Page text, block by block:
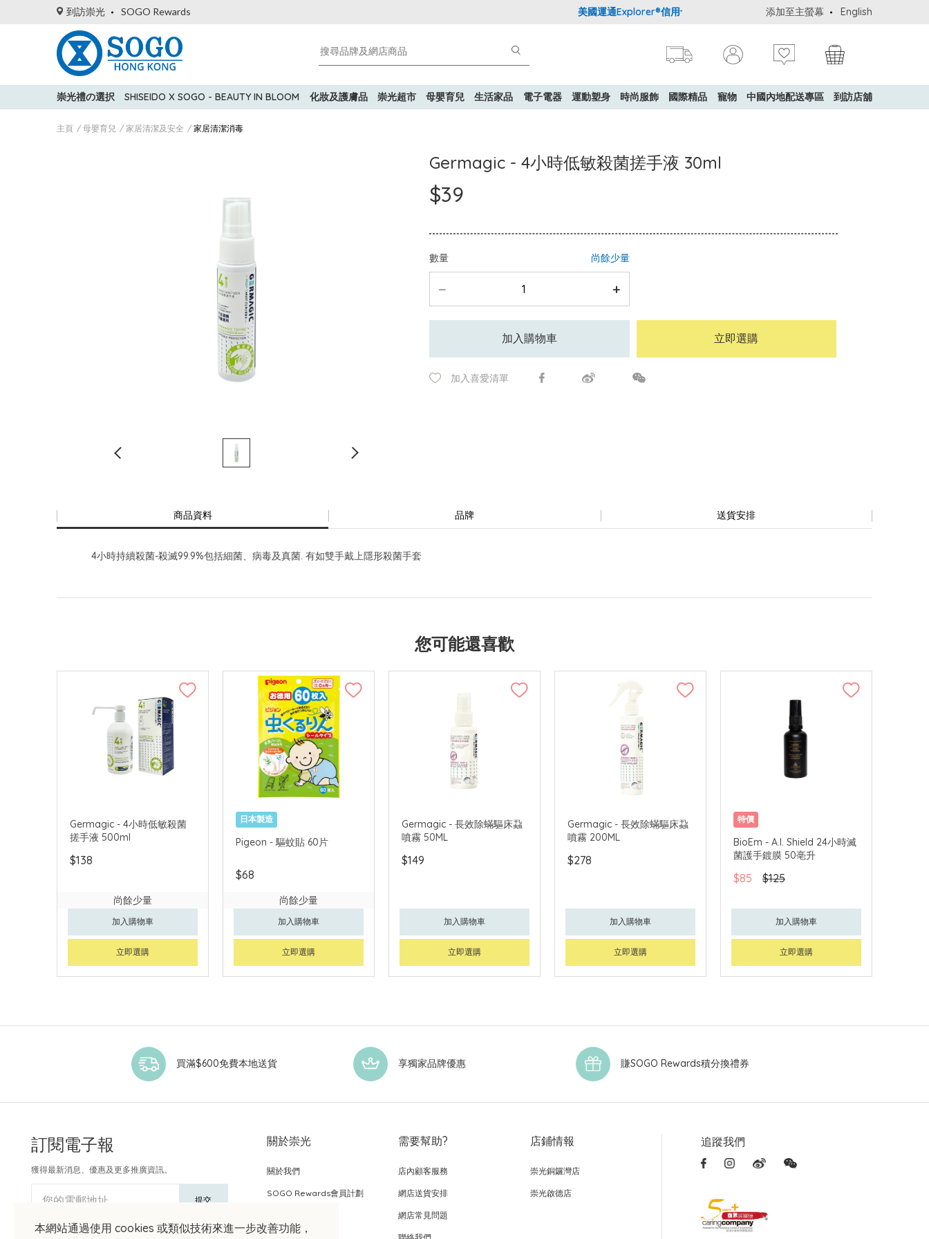
到訪崇光 SOGO Rewards 美國運通Explorer®信用卡會員購物禮遇：高達5%簽賬回贈！ 購買一般貨品(冷凍
添加至主螢幕 English
崇光禮の選択 SHISEIDO X SOGO - BEAUTY IN BLOOM 化妝及護膚品 崇光超市 母嬰育兒 生活家品 電子電器 運動塑身 時尚服飾 國際精品 寵物 中國內地配送專區 到訪店舖
主頁 母嬰育兒 家居清潔及安全 家居清潔消毒
Germagic - 4小時低敏殺菌搓手液 30ml
$39
數量 尚餘少量
加入購物車 立即選購
加入喜愛清單
商品資料 品牌 送貨安排
4小時持續殺菌-殺滅99.9%包括細菌、病毒及真菌. 有如雙手戴上隱形殺菌手套
您可能還喜歡
Germagic - 4小時低敏殺菌
搓手液 500ml
$138
尚餘少量
加入購物車
立即選購
日本製造
Pigeon - 驅蚊貼 60片
$68
尚餘少量
加入購物車
立即選購
Germagic - 長效除蟎驅床蝨
噴霧 50ML
$149
加入購物車
立即選購
Germagic - 長效除蟎驅床蝨
噴霧 200ML
$278
加入購物車
立即選購
特價
BioEm - A.I. Shield 24小時滅
菌護手鍍膜 50亳升
$85 $125
加入購物車
立即選購
本網站通過使用 cookies 或類似技術來進一步改善功能，
買滿$600免費本地送貨 享獨家品牌優惠 賺SOGO Rewards積分換禮券
訂閱電子報
獲得最新消息、優惠及更多推廣資訊。
您的電郵地址 提交
關於崇光
關於我們
SOGO Rewards會員計劃
需要幫助?
店內顧客服務
網店送貨安排
網店常見問題
店鋪情報
崇光銅鑼灣店
崇光啟德店
追蹤我們